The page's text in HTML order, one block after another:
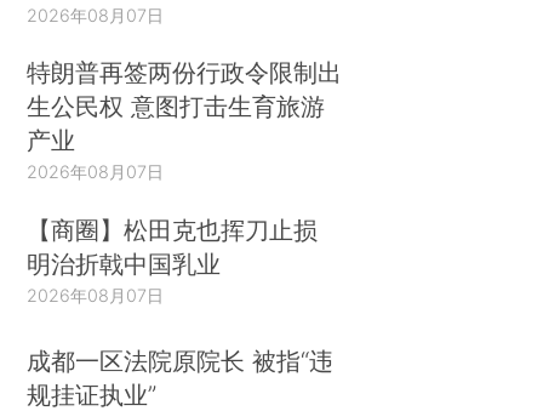
2026年08月07日
特朗普再签两份行政令限制出
生公民权 意图打击生育旅游
产业
2026年08月07日
【商圈】松田克也挥刀止损
明治折戟中国乳业
2026年08月07日
成都一区法院原院长 被指“违
规挂证执业”